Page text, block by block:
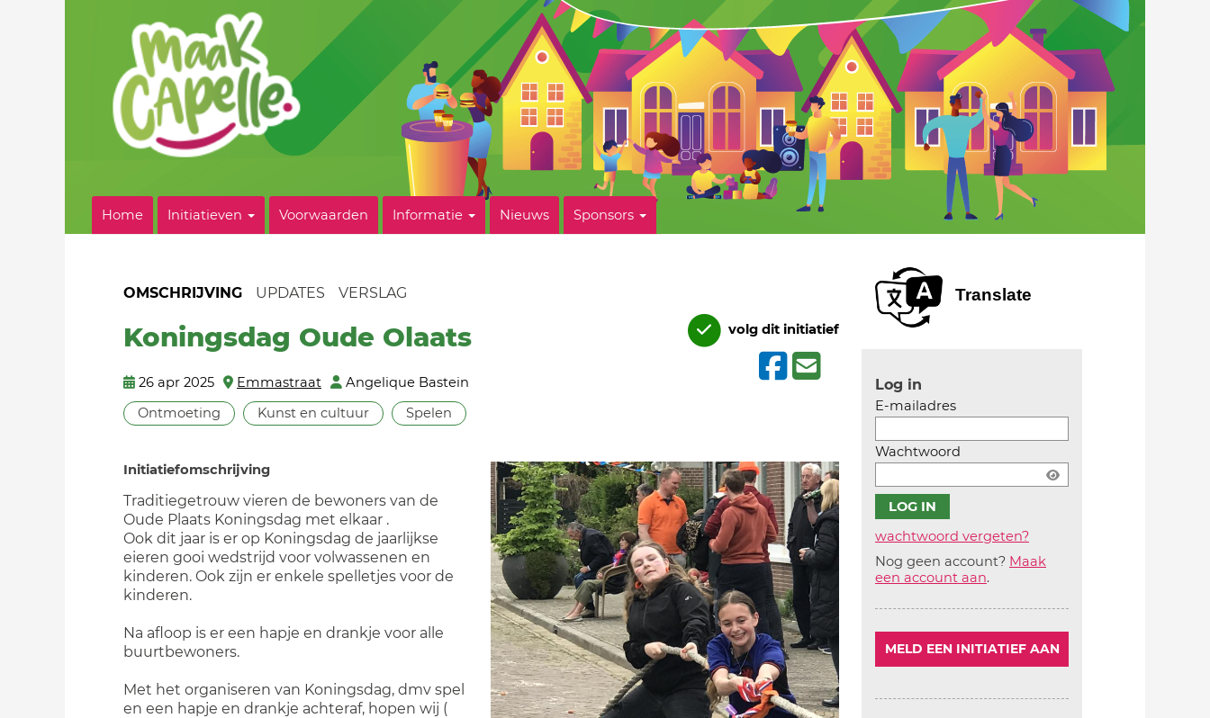
Home Initiatieven Voorwaarden Informatie Nieuws Sponsors
OMSCHRIJVING UPDATES VERSLAG
Koningsdag Oude Olaats
26 apr 2025 Emmastraat
Angelique Bastein
Ontmoeting
Kunst en cultuur Spelen
volg dit initiatief
Initiatiefomschrijving
Traditiegetrouw vieren de bewoners van de
Oude Plaats Koningsdag met elkaar .
Ook dit jaar is er op Koningsdag de jaarlijkse
eieren gooi wedstrijd voor volwassenen en
kinderen. Ook zijn er enkele spelletjes voor de
kinderen.
Na afloop is er een hapje en drankje voor alle
buurtbewoners.
Met het organiseren van Koningsdag, dmv spel
en een hapje en drankje achteraf, hopen wij (
Translate
Log in
E-mailadres
Wachtwoord
wachtwoord vergeten?
Nog geen account? Maak
een account aan.
MELD EEN INITIATIEF AAN